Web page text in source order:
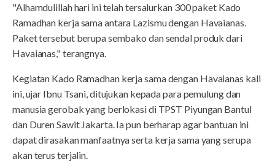
"Alhamdulillah hari ini telah tersalurkan 300 paket Kado
Ramadhan kerja sama antara Lazismu dengan Havaianas.
Paket tersebut berupa sembako dan sendal produk dari
Havaianas," terangnya.
Kegiatan Kado Ramadhan kerja sama dengan Havaianas kali
ini, ujar Ibnu Tsani, ditujukan kepada para pemulung dan
manusia gerobak yang berlokasi di TPST Piyungan Bantul
dan Duren Sawit Jakarta. Ia pun berharap agar bantuan ini
dapat dirasakan manfaatnya serta kerja sama yang serupa
akan terus terjalin.